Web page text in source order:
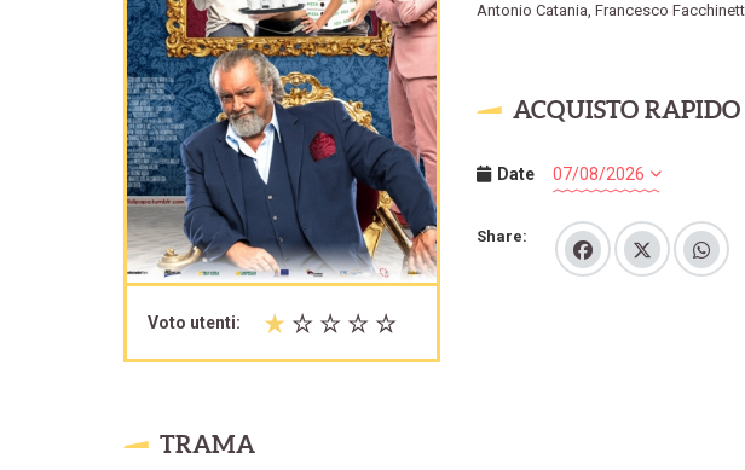
Voto utenti:
Antonio Catania,Francesco
ACQUISTO RAPIDO
Date
Share:
TRAMA